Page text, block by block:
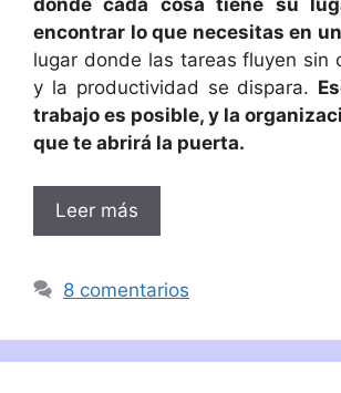
donde cada cosa tiene su
encontrar lo que necesitas en
lugar donde las tareas fluyen sin
y la productividad se dispara.
trabajo es posible, y la
que te abrirá la puerta.
Leer más
8 comentarios